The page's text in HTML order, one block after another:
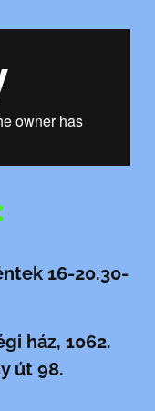
16-20.30-
ház, 1062.
út 98.